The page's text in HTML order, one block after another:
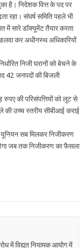
है। निदेशक वित्त के पद पर
रहा। संघर्ष समिति पहले भी
में सारे डॉक्यूमेंट तैयार करता
कर अधीनस्थ अधिकारियों
निजी घरानों को बेचने के
42 जनपदों की बिजली
रुपए की परिसंपत्तियों को लूट से
की उच्च स्तरीय सीबीआई कराई
यूनियन सब मिलकर निजीकरण
जब तक निजीकरण का फैसला
में विद्युत नियामक आयोग में